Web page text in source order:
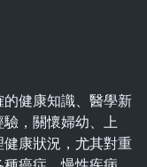
健康知識、醫學新
，關懷婦幼、上
康狀況，尤其對重